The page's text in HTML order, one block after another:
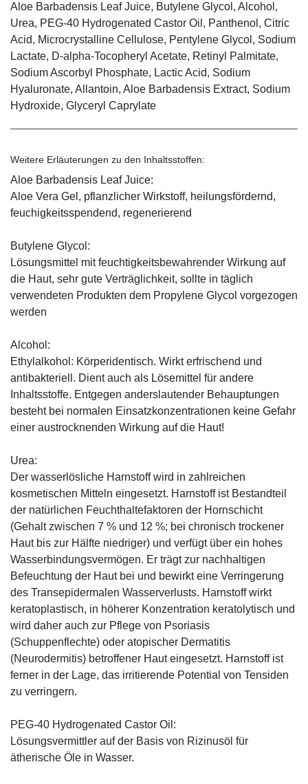
Aloe Barbadensis Leaf Juice, Butylene Glycol, Alcohol,
Urea, PEG-40 Hydrogenated Castor Oil, Panthenol, Citric
Acid, Microcrystalline Cellulose, Pentylene Glycol, Sodium
Lactate, D-alpha-Tocopheryl Acetate, Retinyl Palmitate,
Sodium Ascorbyl Phosphate, Lactic Acid, Sodium
Hyaluronate, Allantoin, Aloe Barbadensis Extract, Sodium
Hydroxide, Glyceryl Caprylate
Weitere Erläuterungen zu den Inhaltsstoffen:
Aloe Barbadensis Leaf Juice:
Aloe Vera Gel, pflanzlicher Wirkstoff, ­heilungsfördernd,
feuchigkeitsspendend, ­regenerierend
Butylene Glycol:
Lösungsmittel mit feuchtigkeitsbewahrender Wirkung auf
die Haut, sehr gute Verträglichkeit, sollte in täglich
verwendeten Produkten dem Propylene Glycol vorgezogen
werden
Alcohol:
Ethylalkohol: Körperidentisch. Wirkt erfrischend und
antibakteriell. Dient auch als Lösemittel für andere
Inhaltsstoffe. Entgegen anderslautender Behauptungen
besteht bei normalen Einsatzkonzentrationen keine Gefahr
einer austrocknenden Wirkung auf die Haut!
Urea:
Der wasserlösliche Harnstoff wird in zahlreichen
kosmetischen Mitteln eingesetzt. Harnstoff ist Bestandteil
der natürlichen Feuchthaltefaktoren der Hornschicht
(Gehalt zwischen 7 % und 12 %; bei chronisch trockener
Haut bis zur Hälfte niedriger) und verfügt über ein hohes
Wasserbindungsvermögen. Er trägt zur nachhaltigen
Befeuchtung der Haut bei und bewirkt eine Verringerung
des Transepidermalen Wasserverlusts. Harnstoff wirkt
keratoplastisch, in höherer Konzentration keratolytisch und
wird daher auch zur Pflege von Psoriasis
(Schuppenflechte) oder atopischer Dermatitis
(Neurodermitis) betroffener Haut eingesetzt. Harnstoff ist
ferner in der Lage, das irritierende Potential von Tensiden
zu verringern.
PEG-40 Hydrogenated Castor Oil:
Lösungsvermittler auf der Basis von Rizinusöl für
ätherische Öle in Wasser.